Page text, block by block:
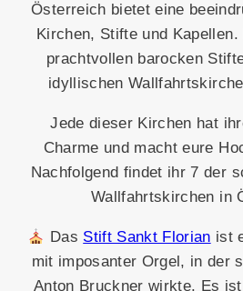
Österreich bietet eine
Kirchen, Stifte und
prachtvollen barocken
idyllischen
Jede dieser Kirchen hat
Charme und macht eure
Nachfolgend findet ihr 7 der
Wallfahrtskirchen in
Das Stift Sankt Florian ist
mit imposanter Orgel, in der
Anton Bruckner wirkte. Es